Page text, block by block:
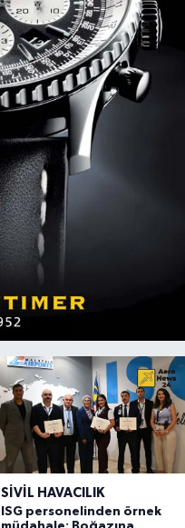
SIVIL HAVACILIK
ISG personelinden örnek